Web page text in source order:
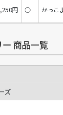
円 ○ かっこ
商品一覧
ズ